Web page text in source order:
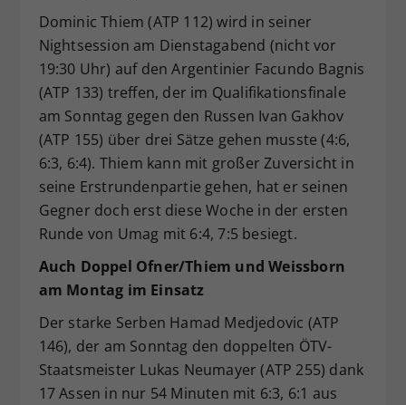
Dominic Thiem (ATP 112) wird in seiner
Nightsession am Dienstagabend (nicht vor
19:30 Uhr) auf den Argentinier Facundo Bagnis
(ATP 133) treffen, der im Qualifikationsfinale
am Sonntag gegen den Russen Ivan Gakhov
(ATP 155) über drei Sätze gehen musste (4:6,
6:3, 6:4). Thiem kann mit großer Zuversicht in
seine Erstrundenpartie gehen, hat er seinen
Gegner doch erst diese Woche in der ersten
Runde von Umag mit 6:4, 7:5 besiegt.
Auch Doppel Ofner/Thiem und Weissborn
am Montag im Einsatz
Der starke Serben Hamad Medjedovic (ATP
146), der am Sonntag den doppelten ÖTV-
Staatsmeister Lukas Neumayer (ATP 255) dank
17 Assen in nur 54 Minuten mit 6:3, 6:1 aus